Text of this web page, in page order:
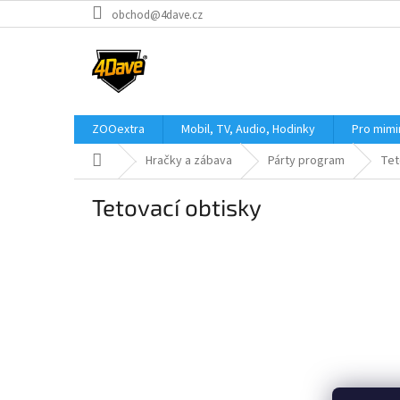
na
obchod@4dave.cz
ZOOextra Mobil, TV, Audio, Hodinky Pro
Domů Hračky a zábava Párty program
Tetovací obtisky